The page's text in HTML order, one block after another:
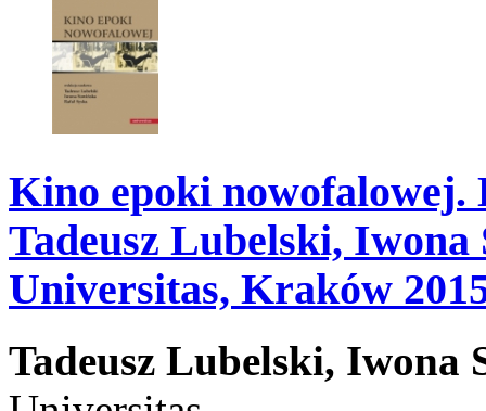
Kino epoki
Tadeusz Lubelski, Iwona
Universitas, Kraków
Tadeusz Lubelski, Iwona